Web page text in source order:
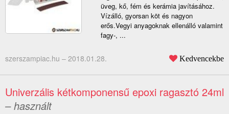
üveg, kő, fém és kerámia javításához.
Vízálló, gyorsan köt és nagyon
erős.Vegyi anyagoknak ellenálló valamint
fagy-, ...
szerszampiac.hu – 2018.01.28. Kedvencekbe
Univerzális kétkomponensű epoxi ragasztó 24ml
– használt